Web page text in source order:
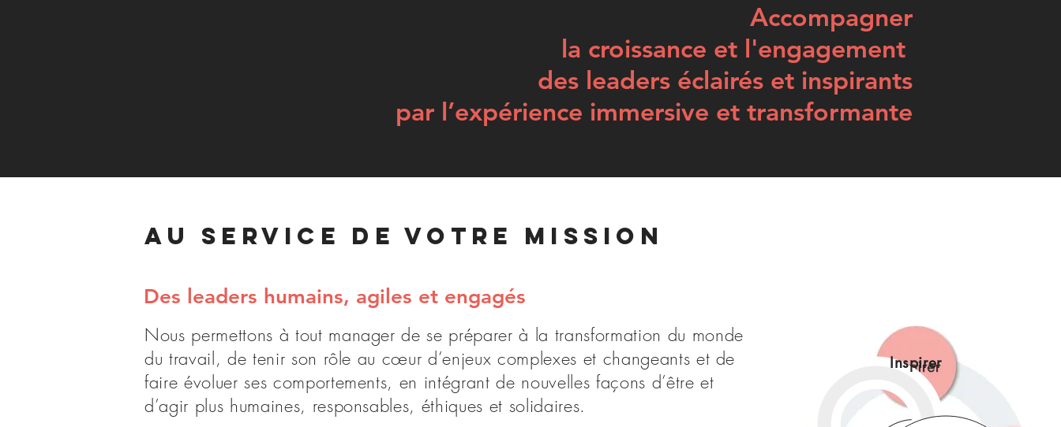
Accompagner
la croissance et l'engagement
des leaders éclairés et inspirants
par l’expérience immersive et transformante
AU SERVICE DE VOTRE mission
Des leaders humains, agiles et engagés
Nous permettons à tout manager de se préparer à la transformation du monde
du travail, de tenir son rôle au cœur d’enjeux complexes et changeants et de
faire évoluer ses comportements, en intégrant de nouvelles façons d’être et
d’agir plus humaines, responsables, éthiques et solidaires.
Inspirer